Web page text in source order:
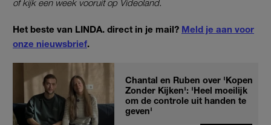
of kijk een week vooruit op Videoland.
Het beste van LINDA. direct in je mail? Meld je aan voor
onze nieuwsbrief.
Chantal en Ruben over 'Kopen
Zonder Kijken': 'Heel moeilijk
om de controle uit handen te
geven'